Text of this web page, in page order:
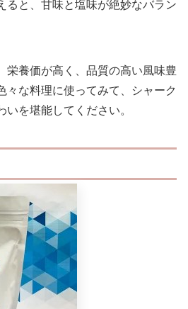
ると、甘味と塩味が絶妙なバラン
栄養価が高く、品質の高い風味豊
々な料理に使ってみて、シャーク
を堪能してください。